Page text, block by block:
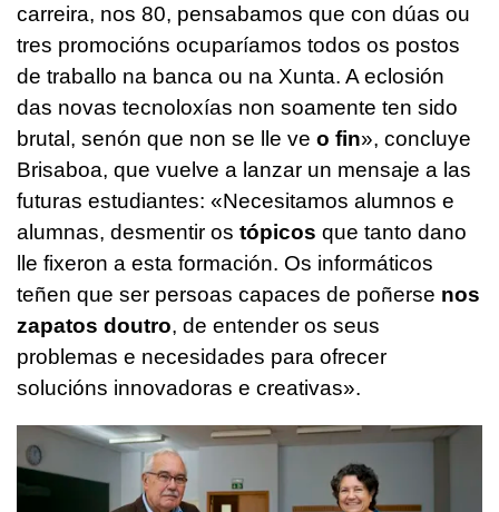
carreira, nos 80, pensabamos que con dúas ou
tres promocións ocuparíamos todos os postos
de traballo na banca ou na Xunta. A eclosión
das novas tecnoloxías non soamente ten sido
brutal, senón que non se lle ve o fin», concluye
Brisaboa, que vuelve a lanzar un mensaje a las
futuras estudiantes: «Necesitamos alumnos e
alumnas, desmentir os tópicos que tanto dano
lle fixeron a esta formación. Os informáticos
teñen que ser persoas capaces de poñerse nos
zapatos doutro, de entender os seus
problemas e necesidades para ofrecer
solucións innovadoras e creativas».